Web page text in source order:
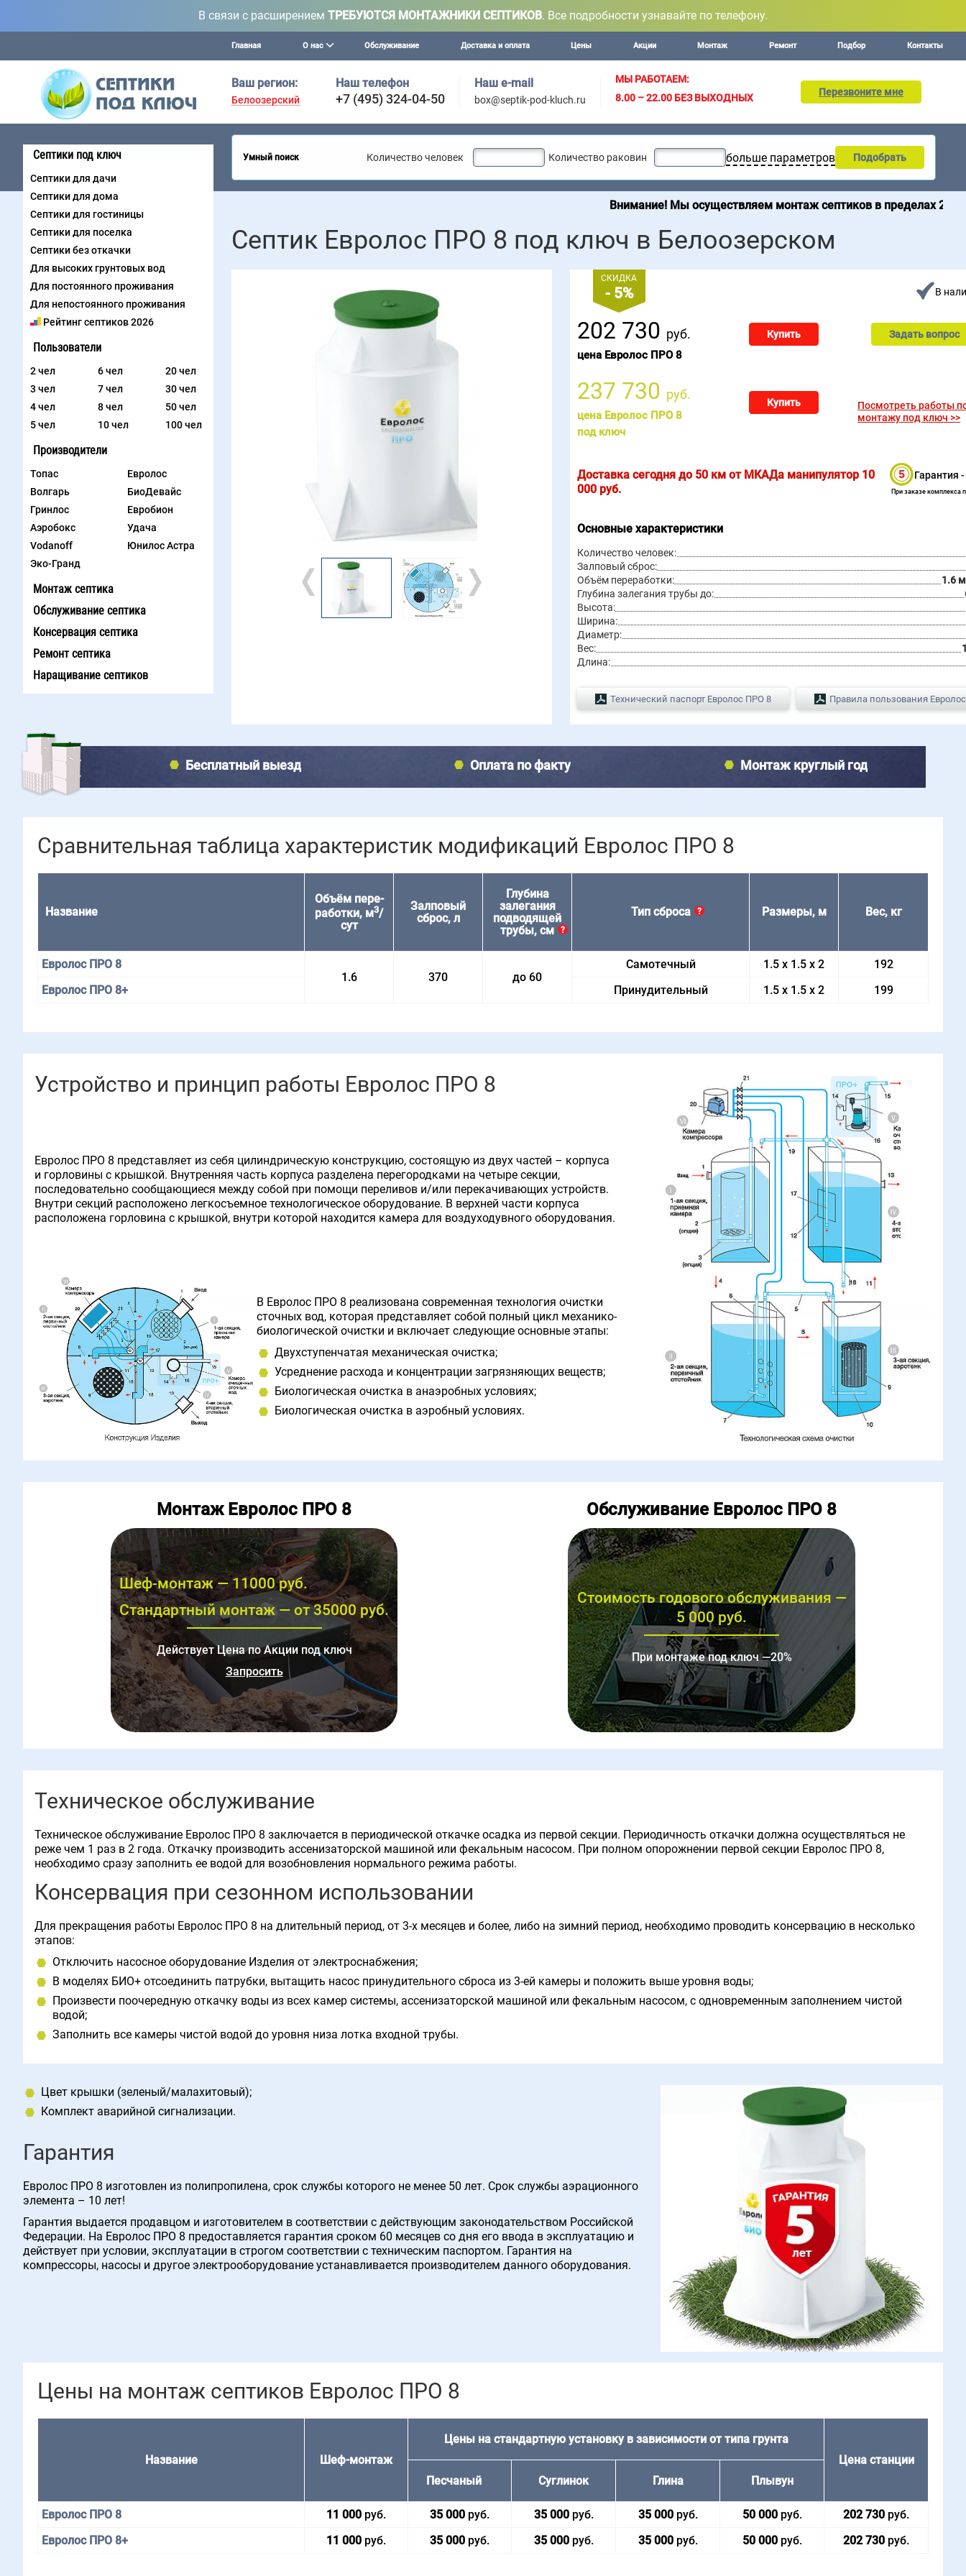
В связи с расширением ТРЕБУЮТСЯ МОНТАЖНИКИ СЕПТИКОВ. Все подробности узнавайте по телефону.
Главная О нас Обслуживание Доставка и оплата Цены Акции Монтаж Ремонт Подбор Контакты
Ваш регион:
Белоозерский
Наш телефон
+7 (495) 324-04-50
Наш e-mail
box@septik-pod-kluch.ru
МЫ РАБОТАЕМ:
8.00 – 22.00 БЕЗ ВЫХОДНЫХ Перезвоните мне
Умный поиск Количество человек Количество раковин больше параметров Подобрать
Внимание! Мы осуществляем монтаж септиков в пределах 200 км от МКАД.
Септики под ключ
Септики для дачи
Септики для дома
Септики для гостиницы
Септики для поселка
Септики без откачки
Для высоких грунтовых вод
Для постоянного проживания
Для непостоянного проживания
Рейтинг септиков 2026
Пользователи
2 чел
3 чел
4 чел
5 чел
6 чел
7 чел
8 чел
10 чел
20 чел
30 чел
50 чел
100 чел
Производители
Топас
Евролос
Волгарь
БиоДевайс
Гринлос
Евробион
Аэробокс
Удача
Vodanoff
Юнилос Астра
Эко-Гранд
Монтаж септика
Обслуживание септика
Консервация септика
Ремонт септика
Наращивание септиков
Септик Евролос ПРО 8 под ключ в Белоозерском
СКИДКА
- 5% В
202 730 руб.
цена Евролос ПРО 8
Купить Задать вопрос
237 730 руб.
цена Евролос ПРО 8
под ключ
Купить
Посмотреть работы
монтажу под ключ >>
Доставка сегодня до 50 км от МКАДа манипулятор 10
000руб.
Гарантия
При заказе комплекса
Основные характеристики
Количество человек:
Залповый сброс:
Объём переработки:
1.6
Глубина залегания трубы до:
Высота:
Ширина:
Диаметр:
Вес:
Длина:
Технический паспорт Евролос ПРО 8 Правила пользования Евролос
Бесплатный выезд Оплата по факту Монтаж круглый год
Сравнительная таблица характеристик модификаций Евролос ПРО 8
Название
Объём пере­
работки, м3/
сут
Залповый
сброс, л
Глубина
залегания
подводящей
трубы, см
?
Тип сброса ? Размеры, м Вес, кг
Евролос ПРО 8
1.6
370 до 60
Самотечный 1.5 x 1.5 x 2
192
Евролос ПРО 8+
Принудительный 1.5 x 1.5 x 2 199
Устройство и принцип работы Евролос ПРО 8
Евролос ПРО 8 представляет из себя цилиндрическую конструкцию, состоящую из двух частей – корпуса
и горловины с крышкой. Внутренняя часть корпуса разделена перегородками на четыре секции,
последовательно сообщающиеся между собой при помощи переливов и/или перекачивающих устройств.
Внутри секций расположено легкосъемное технологическое оборудование. В верхней части корпуса
расположена горловина с крышкой, внутри которой находится камера для воздуходувного оборудования.
В Евролос ПРО 8 реализована современная технология очистки
сточных вод, которая представляет собой полный цикл механико-
биологической очистки и включает следующие основные этапы:
Двухступенчатая механическая очистка;
Усреднение расхода и концентрации загрязняющих веществ;
Биологическая очистка в анаэробных условиях;
Биологическая очистка в аэробный условиях.
Монтаж Евролос ПРО 8
Шеф-монтаж — 11000 руб.
Стандартный монтаж — от 35000 руб.
Действует Цена по Акции под ключ
Запросить
Обслуживание Евролос ПРО 8
Стоимость годового обслуживания —
5 000 руб.
При монтаже под ключ —20%
Техническое обслуживание
Техническое обслуживание Евролос ПРО 8 заключается в периодической откачке осадка из первой секции. Периодичность откачки должна осуществляться не
реже чем 1 раз в 2 года. Откачку производить ассенизаторской машиной или фекальным насосом. При полном опорожнении первой секции Евролос ПРО 8,
необходимо сразу заполнить ее водой для возобновления нормального режима работы.
Консервация при сезонном использовании
Для прекращения работы Евролос ПРО 8 на длительный период, от 3-х месяцев и более, либо на зимний период, необходимо проводить консервацию в несколько
этапов:
Отключить насосное оборудование Изделия от электроснабжения;
В моделях БИО+ отсоединить патрубки, вытащить насос принудительного сброса из 3-ей камеры и положить выше уровня воды;
Произвести поочередную откачку воды из всех камер системы, ассенизаторской машиной или фекальным насосом, с одновременным заполнением чистой
водой;
Заполнить все камеры чистой водой до уровня низа лотка входной трубы.
Цвет крышки (зеленый/малахитовый);
Комплект аварийной сигнализации.
Гарантия
Евролос ПРО 8 изготовлен из полипропилена, срок службы которого не менее 50 лет. Срок службы аэрационного
элемента – 10 лет!
Гарантия выдается продавцом и изготовителем в соответствии с действующим законодательством Российской
Федерации. На Евролос ПРО 8 предоставляется гарантия сроком 60 месяцев со дня его ввода в эксплуатацию и
действует при условии, эксплуатации в строгом соответствии с техническим паспортом. Гарантия на
компрессоры, насосы и другое электрооборудование устанавливается производителем данного оборудования.
Цены на монтаж септиков Евролос ПРО 8
Назва­ние Шеф-мон­таж
Цены на стандартную установку в зависимости от типа грунта
Цена стан­ции
Песча­ный
Сугли­нок Глина Плы­вун
Евролос ПРО 8 11 000 руб. 35 000 руб. 35 000руб. 35 000руб. 50 000руб. 202 730 руб.
Евролос ПРО 8+
11 000 руб. 35 000 руб. 35 000руб. 35 000руб. 50 000руб. 202 730 руб.